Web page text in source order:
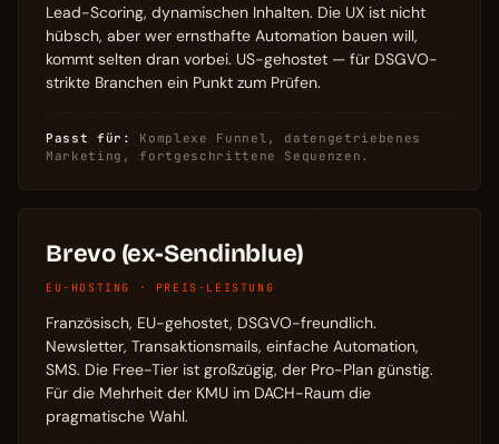
Lead-Scoring, dynamischen Inhalten. Die UX ist nicht
hübsch, aber wer ernsthafte Automation bauen will,
kommt selten dran vorbei. US-gehostet — für DSGVO-
strikte Branchen ein Punkt zum Prüfen.
Passt für:
Komplexe Funnel, datengetriebenes
Marketing, fortgeschrittene Sequenzen.
Brevo (ex-Sendinblue)
EU-HOSTING · PREIS-LEISTUNG
Französisch, EU-gehostet, DSGVO-freundlich.
Newsletter, Transaktionsmails, einfache Automation,
SMS. Die Free-Tier ist großzügig, der Pro-Plan günstig.
Für die Mehrheit der KMU im DACH-Raum die
pragmatische Wahl.